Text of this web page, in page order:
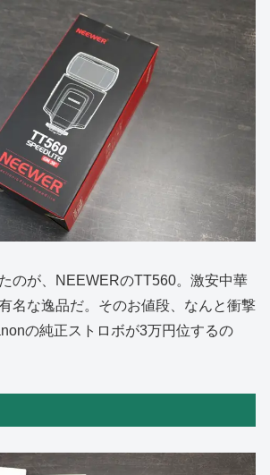
のが、NEEWERのTT560。激安中華
名な逸品だ。そのお値段、なんと衝撃
の純正ストロボが3万円位するの